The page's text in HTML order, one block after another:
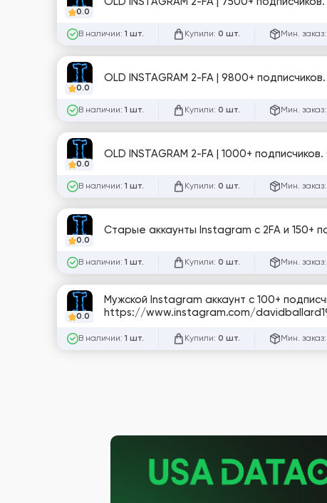
0.0
В наличии: 1 шт. Купили: 0 шт. Мин. заказ:
0.0
OLD INSTAGRAM 2-FA | 9800+
В наличии: 1 шт. Купили: 0 шт. Мин. заказ:
0.0
OLD INSTAGRAM 2-FA | 1000+
В наличии: 1 шт. Купили: 0 шт. Мин. заказ:
0.0
Старые аккаунты Instagram с 2FA и 150+
В наличии: 1 шт. Купили: 0 шт. Мин. заказ:
0.0
Мужской Instagram аккаунт с 100+
https://www.instagram.com/
В наличии: 1 шт. Купили: 0 шт. Мин. заказ: